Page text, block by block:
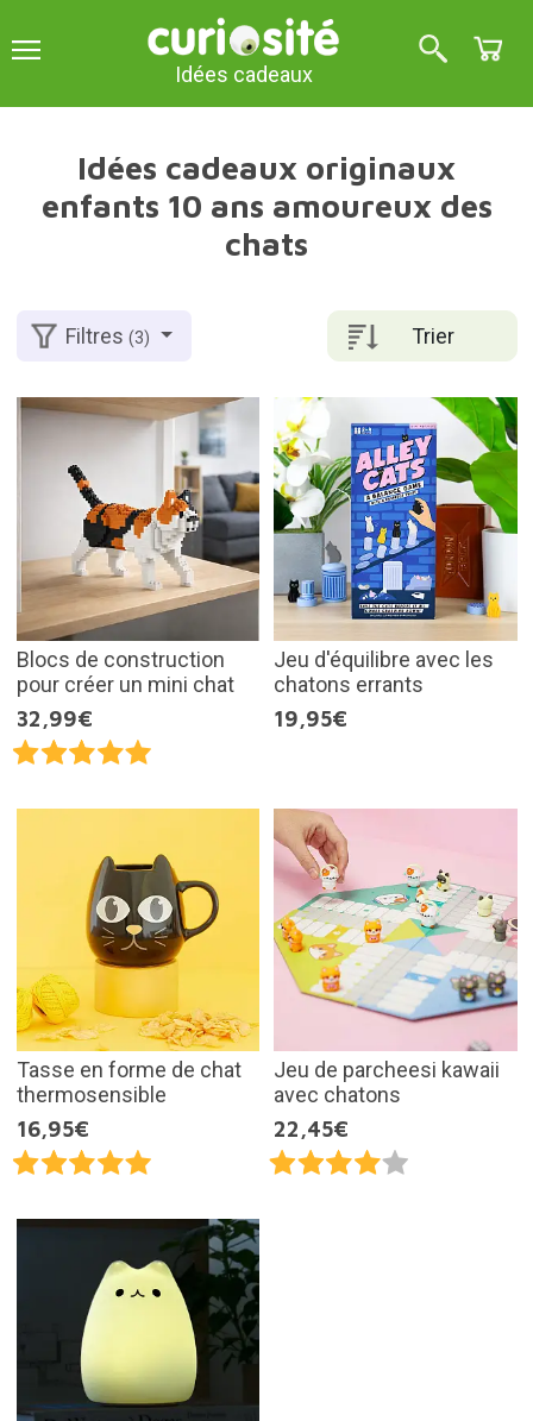
Idées cadeaux
Idées cadeaux originaux
enfants 10 ans amoureux des
chats
Trier
Filtres(3)
Blocs de construction
pour créer un mini chat
32,99€
Jeu d'équilibre avec les
chatons errants
19,95€
Tasse en forme de chat
thermosensible
16,95€
Jeu de parcheesi kawaii
avec chatons
22,45€